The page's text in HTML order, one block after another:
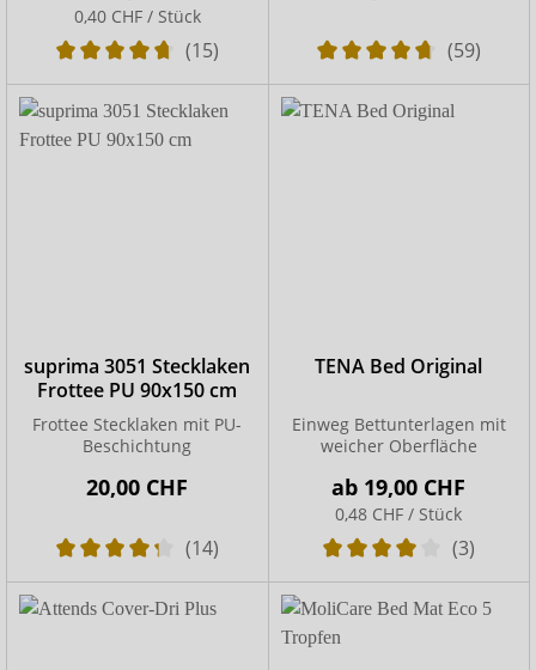
0,40 CHF / Stück
(15) (59)
suprima 3051 Stecklaken
Frottee PU 90x150 cm
Frottee Stecklaken mit PU-
Beschichtung
20,00 CHF
(14)
TENA Bed Original
Einweg Bettunterlagen mit
weicher Oberfläche
ab 19,00 CHF
0,48 CHF / Stück
(3)